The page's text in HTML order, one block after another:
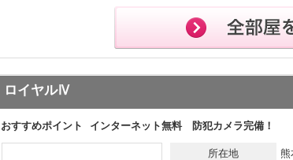
ロイヤルⅣ
おすすめポイント インターネット無料 防犯カメラ完備！
所在地